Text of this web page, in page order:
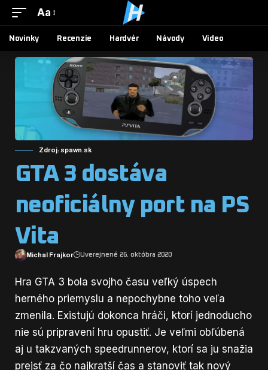
Aa
Novinky Recenzie Hardvér Návody Video
Zdroj: spawn.sk
GTA 3 dostáva
neoficiálny port na PS
Vita
Michal Frajkor Uverejnené 26. októbra 2020
Hra GTA 3 bola svojho času veľký úspech
herného priemyslu a nepochybne toho veľa
zmenila. Existujú dokonca hráči, ktorí jednoducho
nie sú pripravení hru opustiť. Je veľmi obľúbená
aj u takzvaných speedrunnerov, ktorí sa ju snažia
prejsť za čo najkratší čas a stanoviť tak nový